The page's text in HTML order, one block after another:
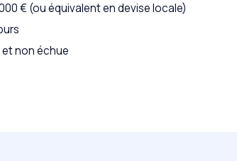
€ (ou équivalent en devise locale)
non échue